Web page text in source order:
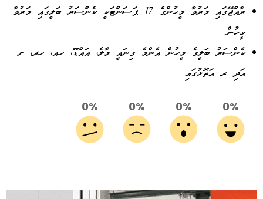
ރާއްޖޭގައި މަރުވާ މީހުންގެ 17 ޕަސަންޓަކީ ކެންސަރު ބަލީގައި މަރުވާ
މީހުން
ކެންސަރު ބަލީގެ މީހުން އެންމެ ގިނައީ މާލެ، އައްޑޫ، ހއ، ހދ، ށ
އަދި ރ އަތޮޅުގައި
0%
0%
0%
0%